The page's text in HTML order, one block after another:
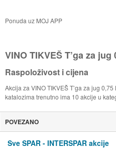
Ponuda uz MOJ APP
VINO TIKVEŠ T’ga za jug
Raspoloživost i cijena
Akcija za VINO TIKVEŠ T’ga za jug
katalozima trenutno ima 10 akcije u
POVEZANO
Sve SPAR - INTERSPAR akcije